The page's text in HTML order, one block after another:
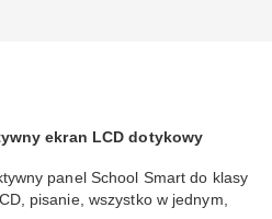
ekran LCD dotykowy
panel School Smart do klasy
pisanie, wszystko w jednym,